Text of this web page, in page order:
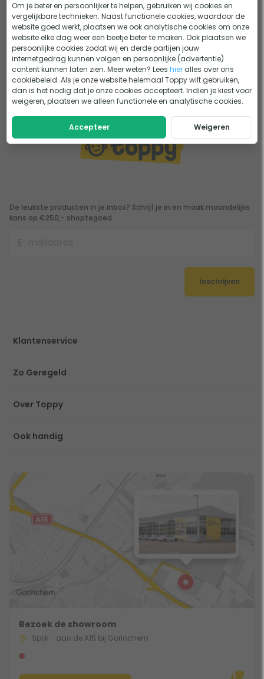
De leukste producten in je inbox? Schrijf je in en maak maandelijks
kans op €250,- shoptegoed.
Inschrijven
Klantenservice
Zo Geregeld
Over Toppy
Ook handig
Bezoek de showroom
Spijk - aan de A15 bij Gorinchem
Om je beter en persoonlijker te helpen, gebruiken wij cookies en
vergelijkbare technieken. Naast functionele cookies, waardoor de
website goed werkt, plaatsen we ook analytische cookies om onze
website elke dag weer een beetje beter te maken. Ook plaatsen we
persoonlijke cookies zodat wij en derde partijen jouw
internetgedrag kunnen volgen en persoonlijke (advertentie)
content kunnen laten zien. Meer weten? Leeshier alles over ons
cookiebeleid. Als je onze website helemaal Toppy wilt gebruiken,
dan is het nodig dat je onze cookies accepteert. Indien je kiest voor
weigeren, plaatsen we alleen functionele en analytische cookies.
Accepteer Weigeren